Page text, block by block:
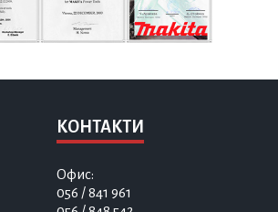
КОНТАКТИ
Офис:
056 / 841 961